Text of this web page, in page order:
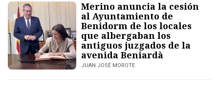
Merino anuncia la cesión
al Ayuntamiento de
Benidorm de los locales
que albergaban los
antiguos juzgados de la
avenida Beniardà
JUAN JOSÉ MOROTE